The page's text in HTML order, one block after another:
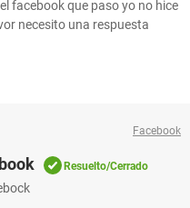
facebook que paso yo no hice
necesito una respuesta
Facebook
Resuelto/Cerrado